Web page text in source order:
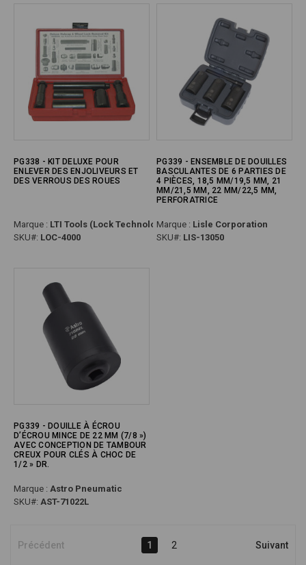
PG338 - KIT DELUXE POUR
ENLEVER DES ENJOLIVEURS ET
DES VERROUS DES ROUES
Marque : LTI Tools (Lock Technology)
SKU#: LOC-4000
PG339 - ENSEMBLE DE DOUILLES
BASCULANTES DE 6 PARTIES DE
4 PIÈCES, 18,5 MM/19,5 MM, 21
MM/21,5 MM, 22 MM/22,5 MM,
PERFORATRICE
Marque : Lisle Corporation
SKU#: LIS-13050
PG339 - DOUILLE À ÉCROU
D’ÉCROU MINCE DE 22 MM (7/8 »)
AVEC CONCEPTION DE TAMBOUR
CREUX POUR CLÉS À CHOC DE
1/2 » DR.
Marque : Astro Pneumatic
SKU#: AST-71022L
Précédent 1 2 Suivant